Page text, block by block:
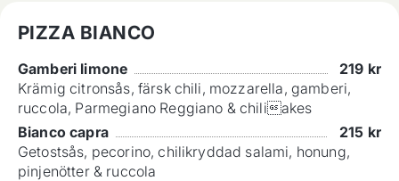
PIZZA BIANCO
Gamberi limone 219 kr
Krämig citronsås, färsk chili, mozzarella, gamberi,
ruccola, Parmegiano Reggiano & chiliakes
Bianco capra
215 kr
Getostsås, pecorino, chilikryddad salami, honung,
pinjenötter & ruccola